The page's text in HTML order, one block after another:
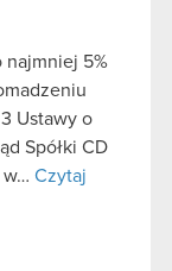
najmniej 5%
Ustawy o
Spółki CD
w… Czytaj